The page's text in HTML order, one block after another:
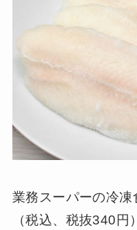
業務スーパーの冷
（税込、税抜340円